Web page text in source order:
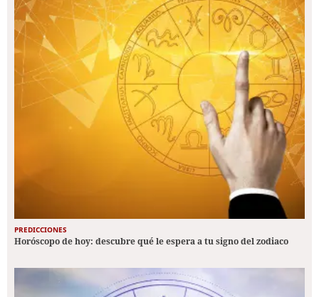
PREDICCIONES
Horóscopo de hoy: descubre qué le espera a tu signo del zodiaco